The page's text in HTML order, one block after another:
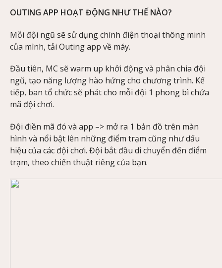
OUTING APP HOẠT ĐỘNG NHƯ THẾ NÀO?
Mỗi đội ngũ sẽ sử dụng chính điện thoại thông minh
của mình, tải Outing app về máy.
Đầu tiên, MC sẽ warm up khởi động và phân chia đội
ngũ, tạo năng lượng hào hứng cho chương trình. Kế
tiếp, ban tổ chức sẽ phát cho mỗi đội 1 phong bì chứa
mã đội chơi.
Đội điền mã đó và app –> mở ra 1 bản đồ trên màn
hình và nổi bật lên những điểm trạm cũng như dấu
hiệu của các đội chơi. Đội bắt đầu di chuyển đến điểm
trạm, theo chiến thuật riêng của bạn.